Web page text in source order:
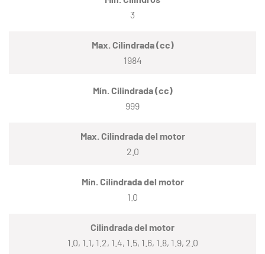
3
Max. Cilindrada (cc)
1984
Mín. Cilindrada (cc)
999
Max. Cilindrada del motor
2.0
Mín. Cilindrada del motor
1.0
Cilindrada del motor
1.0, 1.1, 1.2, 1.4, 1.5, 1.6, 1.8, 1.9, 2.0